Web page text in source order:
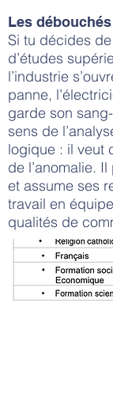
Les débouchés
Si tu décides
d’études
l’industrie
panne,
garde son
sens de
logique : il veut
de l’anomalie.
et assume ses
travail en
qualités de